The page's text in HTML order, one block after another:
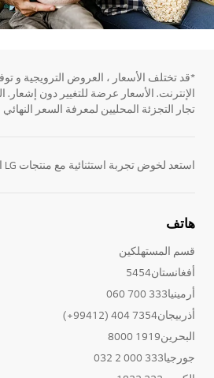
*قد تختلف الأسعار ، العروض الترويجية و
الإنترنت. الأسعار عرضة للتغيير دون
تجار التجزئة المحليين لمعرفة السعر
هاتف
قسم المستهلكين
أفغانستان5454
أرمينيا333 700 060
أذربيجان7354 404 (99412+)
البحرين1919 8000
جورجيا333 000 2 032